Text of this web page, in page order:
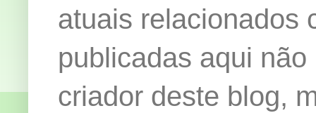
atuais relacionados
publicadas aqui
criador deste blog,